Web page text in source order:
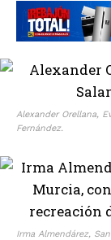
Alexander Orellana,
Fernández.
Irma Almendárez,